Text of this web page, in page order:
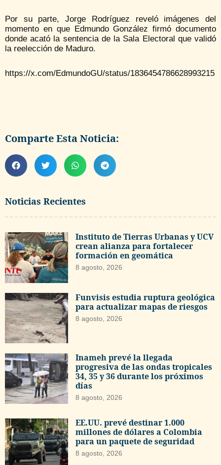
Noticias Recientes
Instituto de Tierras Urbanas y UCV
crean alianza para fortalecer
formación en geomática
8 agosto, 2026
Funvisis estudia ruptura geológica
para actualizar mapas de riesgos
8 agosto, 2026
Inameh prevé la llegada
progresiva de las ondas tropicales
34, 35 y 36 durante los próximos
días
8 agosto, 2026
EE.UU. prevé destinar 1.000
millones de dólares a Colombia
para un paquete de seguridad
8 agosto, 2026
Por su parte, Jorge Rodríguez reveló imágenes del
momento en que Edmundo González firmó documento
donde acató la sentencia de la Sala Electoral que validó
la reelección de Maduro.
https://x.com/EdmundoGU/status/1836454786628993215
Comparte Esta Noticia: